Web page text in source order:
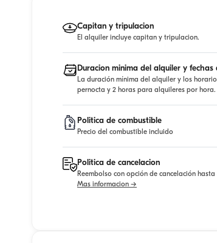
Capitan y tripulacion
El alquiler incluye capitan y tripulacion.
Duracion minima del alquiler y fechas
La duración mínima del alquiler y los
pernocta y 2 horas para alquileres por hora.
Politica de combustible
Precio del combustible incluido
Politica de cancelacion
Reembolso con opción de cancelación
Mas informacion →